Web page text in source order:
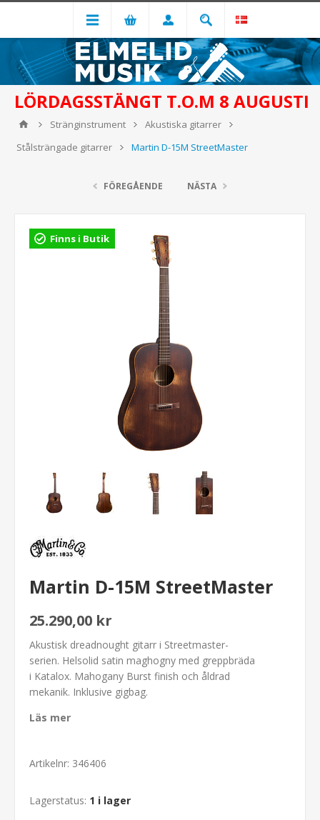
LÖRDAGSSTÄNGT T.O.M 8 AUGUSTI
Stränginstrument
Akustiska gitarrer
Stålsträngade gitarrer
Martin D-15M StreetMaster
FÖREGÅENDE NÄSTA
Finns i Butik
Martin D-15M StreetMaster
25.290,00 kr
Akustisk dreadnought gitarr i Streetmaster-
serien. Helsolid satin maghogny med greppbräda
i Katalox. Mahogany Burst finish och åldrad
mekanik. Inklusive gigbag.
Läs mer
Artikelnr: 346406
Lagerstatus: 1 i lager